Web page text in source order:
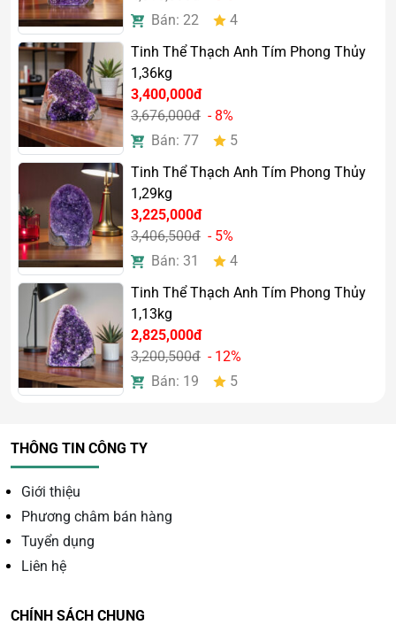
Hỗ trợ tập trung tinh thần
Thu hút vận may và tài lộc
Tăng sự sáng suốt trong công việc và học tập
Đặc biệt, những người thường xuyên làm việc trí óc hoặc
kinh doanh rất ưa chuộng loại đá này vì tin rằng nó giúp
cải thiện khả năng tư duy và đưa ra quyết định chính xác
hơn.
Ý nghĩa phong thủy của
thạch anh tím
Bán: 22
4
Tinh Thể Thạch Anh Tím Phong Thủy
1,36kg
3,400,000đ
3,676,000đ - 8%
Bán: 77
5
Tinh Thể Thạch Anh Tím Phong Thủy
1,29kg
3,225,000đ
3,406,500đ - 5%
Bán: 31
4
Tinh Thể Thạch Anh Tím Phong Thủy
1,13kg
2,825,000đ
3,200,500đ - 12%
Bán: 19
5
THÔNG TIN CÔNG TY
Giới thiệu
Phương châm bán hàng
Tuyển dụng
Liên hệ
CHÍNH SÁCH CHUNG